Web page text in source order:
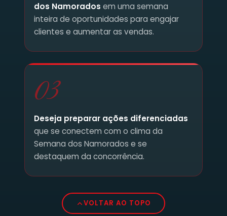
dos Namorados em uma semana
inteira de oportunidades para engajar
clientes e aumentar as vendas.
03
Deseja preparar ações diferenciadas
que se conectem com o clima da
Semana dos Namorados e se
destaquem da concorrência.
VOLTAR AO TOPO